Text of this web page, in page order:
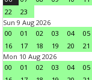
22
23
Sun 9 Aug 2026
00
01 02 03 04 05
16
17 18 19 20 21
Mon 10 Aug 2026
00
01 02 03 04 05